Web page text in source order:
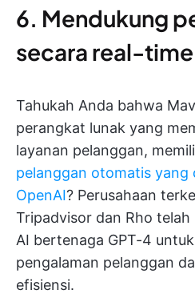
6. Mendukung
secara real-time
Tahukah Anda bahwa
perangkat lunak yang
layanan pelanggan,
pelanggan otomatis yang
OpenAI? Perusahaan
Tripadvisor dan Rho
AI bertenaga GPT-4
pengalaman pelanggan
efisiensi.